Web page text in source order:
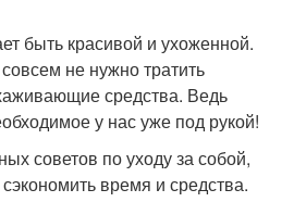
быть красивой и ухоженной.
не нужно тратить
средства. Ведь
у нас уже под рукой!
советов по уходу за собой,
время и средства.